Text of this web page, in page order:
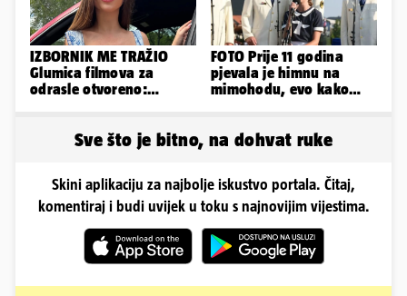
IZBORNIK ME TRAŽIO
Glumica filmova za
odrasle otvoreno:
FOTO Prije 11 godina
pjevala je himnu na
mimohodu, evo kako
Sve što je bitno, na dohvat ruke
Skini aplikaciju za najbolje iskustvo portala. Čitaj,
komentiraj i budi uvijek u toku s najnovijim vijestima.